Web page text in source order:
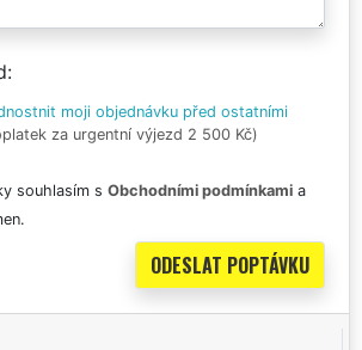
moji objednávku před ostatními
za urgentní výjezd 2 500 Kč)
souhlasím s Obchodními podmínkami a